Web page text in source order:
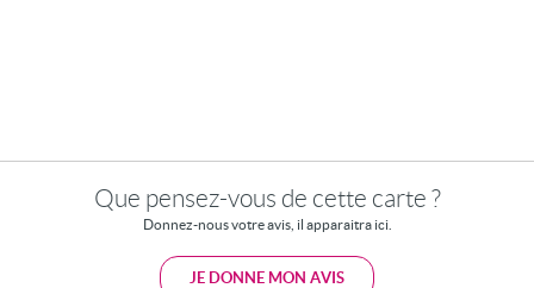
Que pensez-vous de cette carte ?
Donnez-nous votre avis, il apparaitra ici.
JE DONNE MON AVIS